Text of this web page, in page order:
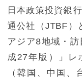
日本政策投資銀
通公社（JTBF）
アジア8地域・
成27年版）」レ
（韓国、中国、